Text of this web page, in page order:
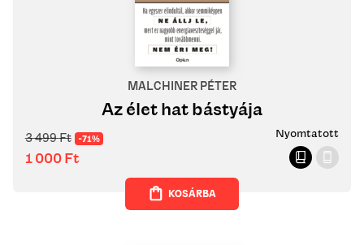
MALCHINER PÉTER
Az élet hat bástyája
3 499Ft -71%
1 000Ft
Nyomtatott
KOSÁRBA